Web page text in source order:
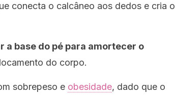
conecta o calcâneo aos dedos e cria o
a base do pé para amortecer o
do corpo.
sobrepeso e obesidade, dado que o